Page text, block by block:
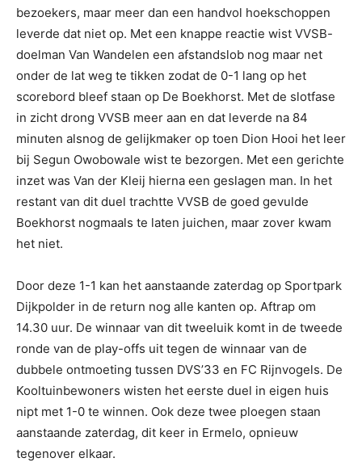
bezoekers, maar meer dan een handvol hoekschoppen
leverde dat niet op. Met een knappe reactie wist VVSB-
doelman Van Wandelen een afstandslob nog maar net
onder de lat weg te tikken zodat de 0-1 lang op het
scorebord bleef staan op De Boekhorst. Met de slotfase
in zicht drong VVSB meer aan en dat leverde na 84
minuten alsnog de gelijkmaker op toen Dion Hooi het leer
bij Segun Owobowale wist te bezorgen. Met een gerichte
inzet was Van der Kleij hierna een geslagen man. In het
restant van dit duel trachtte VVSB de goed gevulde
Boekhorst nogmaals te laten juichen, maar zover kwam
het niet.
Door deze 1-1 kan het aanstaande zaterdag op Sportpark
Dijkpolder in de return nog alle kanten op. Aftrap om
14.30 uur. De winnaar van dit tweeluik komt in de tweede
ronde van de play-offs uit tegen de winnaar van de
dubbele ontmoeting tussen DVS’33 en FC Rijnvogels. De
Kooltuinbewoners wisten het eerste duel in eigen huis
nipt met 1-0 te winnen. Ook deze twee ploegen staan
aanstaande zaterdag, dit keer in Ermelo, opnieuw
tegenover elkaar.